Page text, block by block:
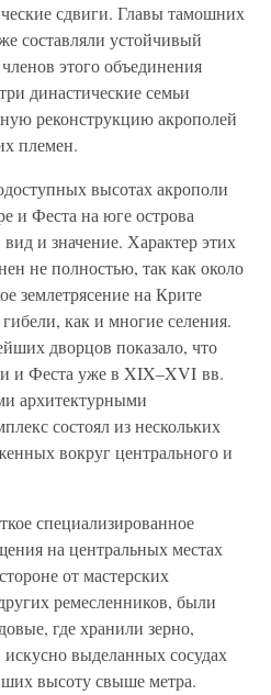
сдвиги. Главы тамошних
составляли устойчивый
этого объединения
династические семьи
реконструкцию акрополей
племен.
высотах акрополи
и Феста на юге острова
и значение. Характер этих
не полностью, так как около
землетрясение на Крите
как и многие селения.
дворцов показало, что
и Феста уже в XIX–XVI вв.
архитектурными
состоял из нескольких
вокруг центрального и
специализированное
на центральных местах
от мастерских
ремесленников, были
где хранили зерно,
выделанных сосудах
высоту свыше метра.